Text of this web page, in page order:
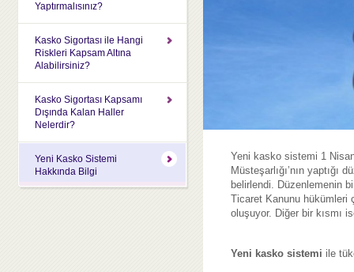
Yeni kasko sistemi 1
Müsteşarlığı’nın yaptığı
belirlendi. Düzenlemenin
Ticaret Kanunu hükümleri
oluşuyor. Diğer bir kısmı
Yeni kasko sistemi ile
Yaptırmalısınız?
Kasko Sigortası ile Hangi
Riskleri Kapsam Altına
Alabilirsiniz?
Kasko Sigortası Kapsamı
Dışında Kalan Haller
Nelerdir?
Yeni Kasko Sistemi
Hakkında Bilgi